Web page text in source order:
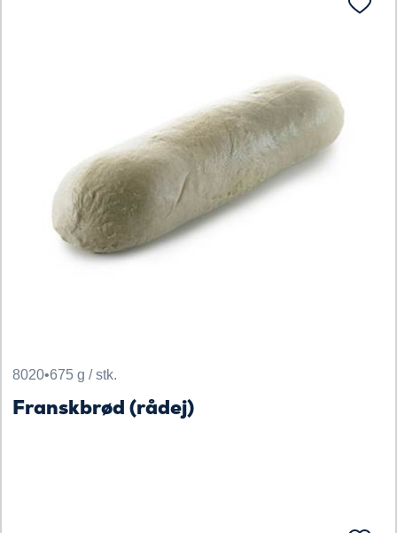
8020•675 g / stk.
Franskbrød (rådej)